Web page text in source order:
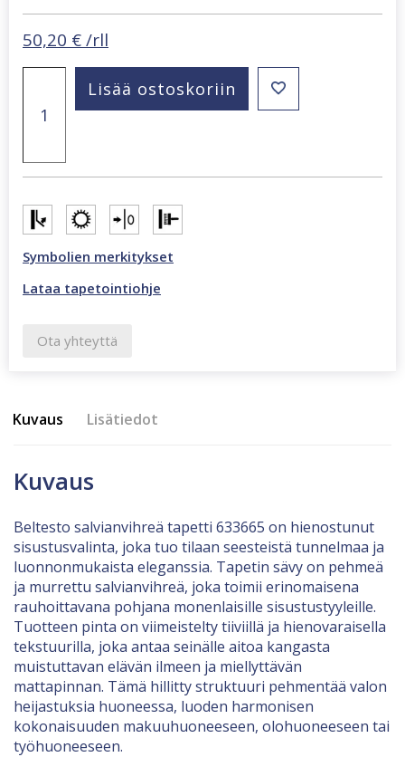
50,20 € /rll
salvianvihreä
tapetti
Lisää ostoskoriin
Symbolien merkitykset
Lataa tapetointiohje
Ota yhteyttä
Kuvaus Lisätiedot
Kuvaus
Beltesto salvianvihreä tapetti 633665 on hienostunut
sisustusvalinta, joka tuo tilaan seesteistä tunnelmaa ja
luonnonmukaista eleganssia. Tapetin sävy on pehmeä
ja murrettu salvianvihreä, joka toimii erinomaisena
rauhoittavana pohjana monenlaisille sisustustyyleille.
Tuotteen pinta on viimeistelty tiiviillä ja hienovaraisella
tekstuurilla, joka antaa seinälle aitoa kangasta
muistuttavan elävän ilmeen ja miellyttävän
mattapinnan. Tämä hillitty struktuuri pehmentää valon
heijastuksia huoneessa, luoden harmonisen
kokonaisuuden makuuhuoneeseen, olohuoneeseen tai
työhuoneeseen.